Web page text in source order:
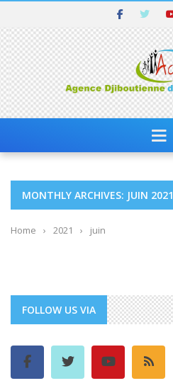
MONTHLY ARCHIVES: JUIN 2021
Home › 2021 › juin
FOLLOW US VIA